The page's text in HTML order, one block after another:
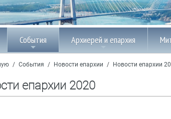
События Архиерей и епархия
/ События / Новости епархии / Новости епархии
епархии 2020